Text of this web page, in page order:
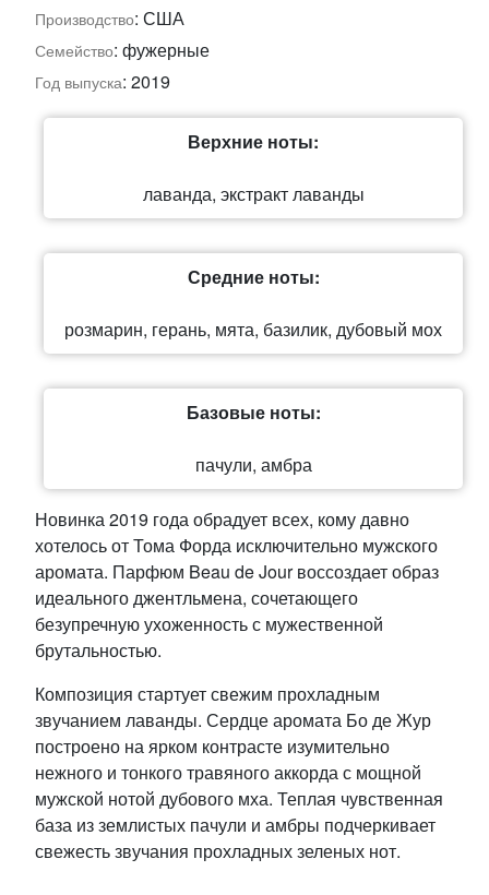
Производство: США
Семейство: фужерные
Год выпуска: 2019
Верхние ноты:
лаванда, экстракт лаванды
Средние ноты:
розмарин, герань, мята, базилик, дубовый мох
Базовые ноты:
пачули, амбра
Новинка 2019 года обрадует всех, кому давно
хотелось от Тома Форда исключительно мужского
аромата. Парфюм Beau de Jour воссоздает образ
идеального джентльмена, сочетающего
безупречную ухоженность с мужественной
брутальностью.
Композиция стартует свежим прохладным
звучанием лаванды. Сердце аромата Бо де Жур
построено на ярком контрасте изумительно
нежного и тонкого травяного аккорда с мощной
мужской нотой дубового мха. Теплая чувственная
база из землистых пачули и амбры подчеркивает
свежесть звучания прохладных зеленых нот.